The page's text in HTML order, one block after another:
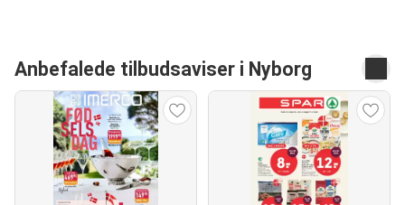
Anbefalede tilbudsaviser i Nyborg